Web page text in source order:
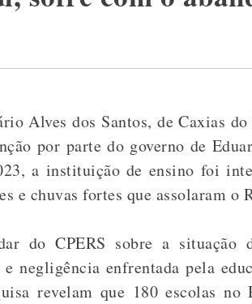
Alves dos Santos, de Caxias
por parte do governo de
a instituição de ensino foi
e chuvas fortes que assolaram o
do CPERS sobre a situação
negligência enfrentada pela
revelam que 180 escolas